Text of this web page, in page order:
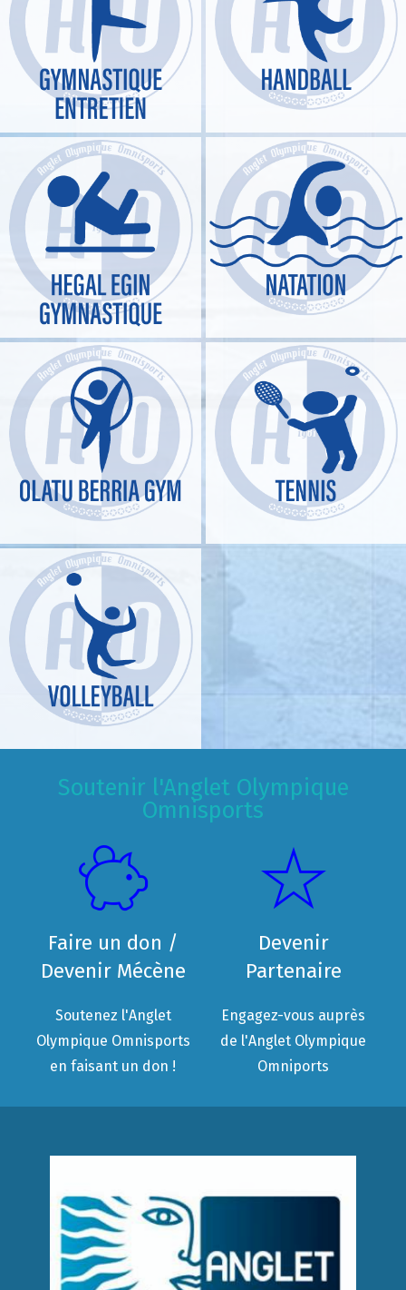
Soutenir l'Anglet Olympique
Omnisports
Faire un don /
Devenir Mécène
Soutenez l'Anglet
Olympique Omnisports
en faisant un don !
Devenir
Partenaire
Engagez-vous auprès
de l'Anglet Olympique
Omniports